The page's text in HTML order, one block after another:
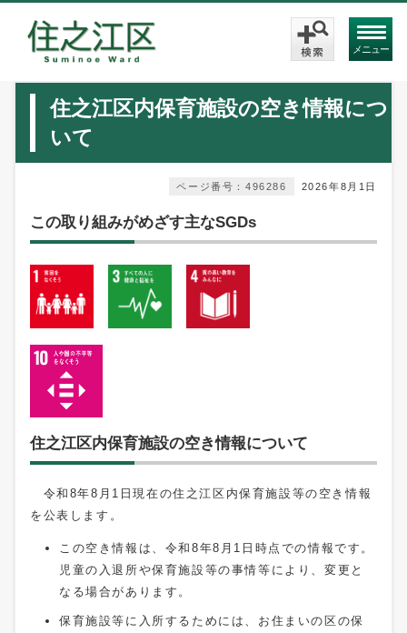
メニュー
住之江区内保育施設の空き情報につ
いて
2026年8月1日
ページ番号：496286
この取り組みがめざす主なSGDs
住之江区内保育施設の空き情報について
令和8年8月1日現在の住之江区内保育施設等の空き情報
を公表します。
この空き情報は、令和8年8月1日時点での情報です。
児童の入退所や保育施設等の事情等により、変更と
なる場合があります。
保育施設等に入所するためには、お住まいの区の保